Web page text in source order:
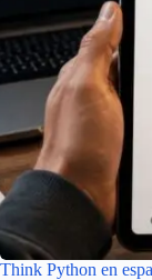
Think Python en